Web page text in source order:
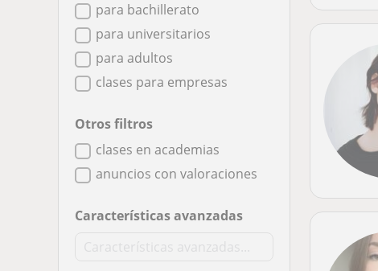
para bachillerato
para universitarios
para adultos
clases para empresas
Otros filtros
clases en academias
anuncios con valoraciones
Características avanzadas